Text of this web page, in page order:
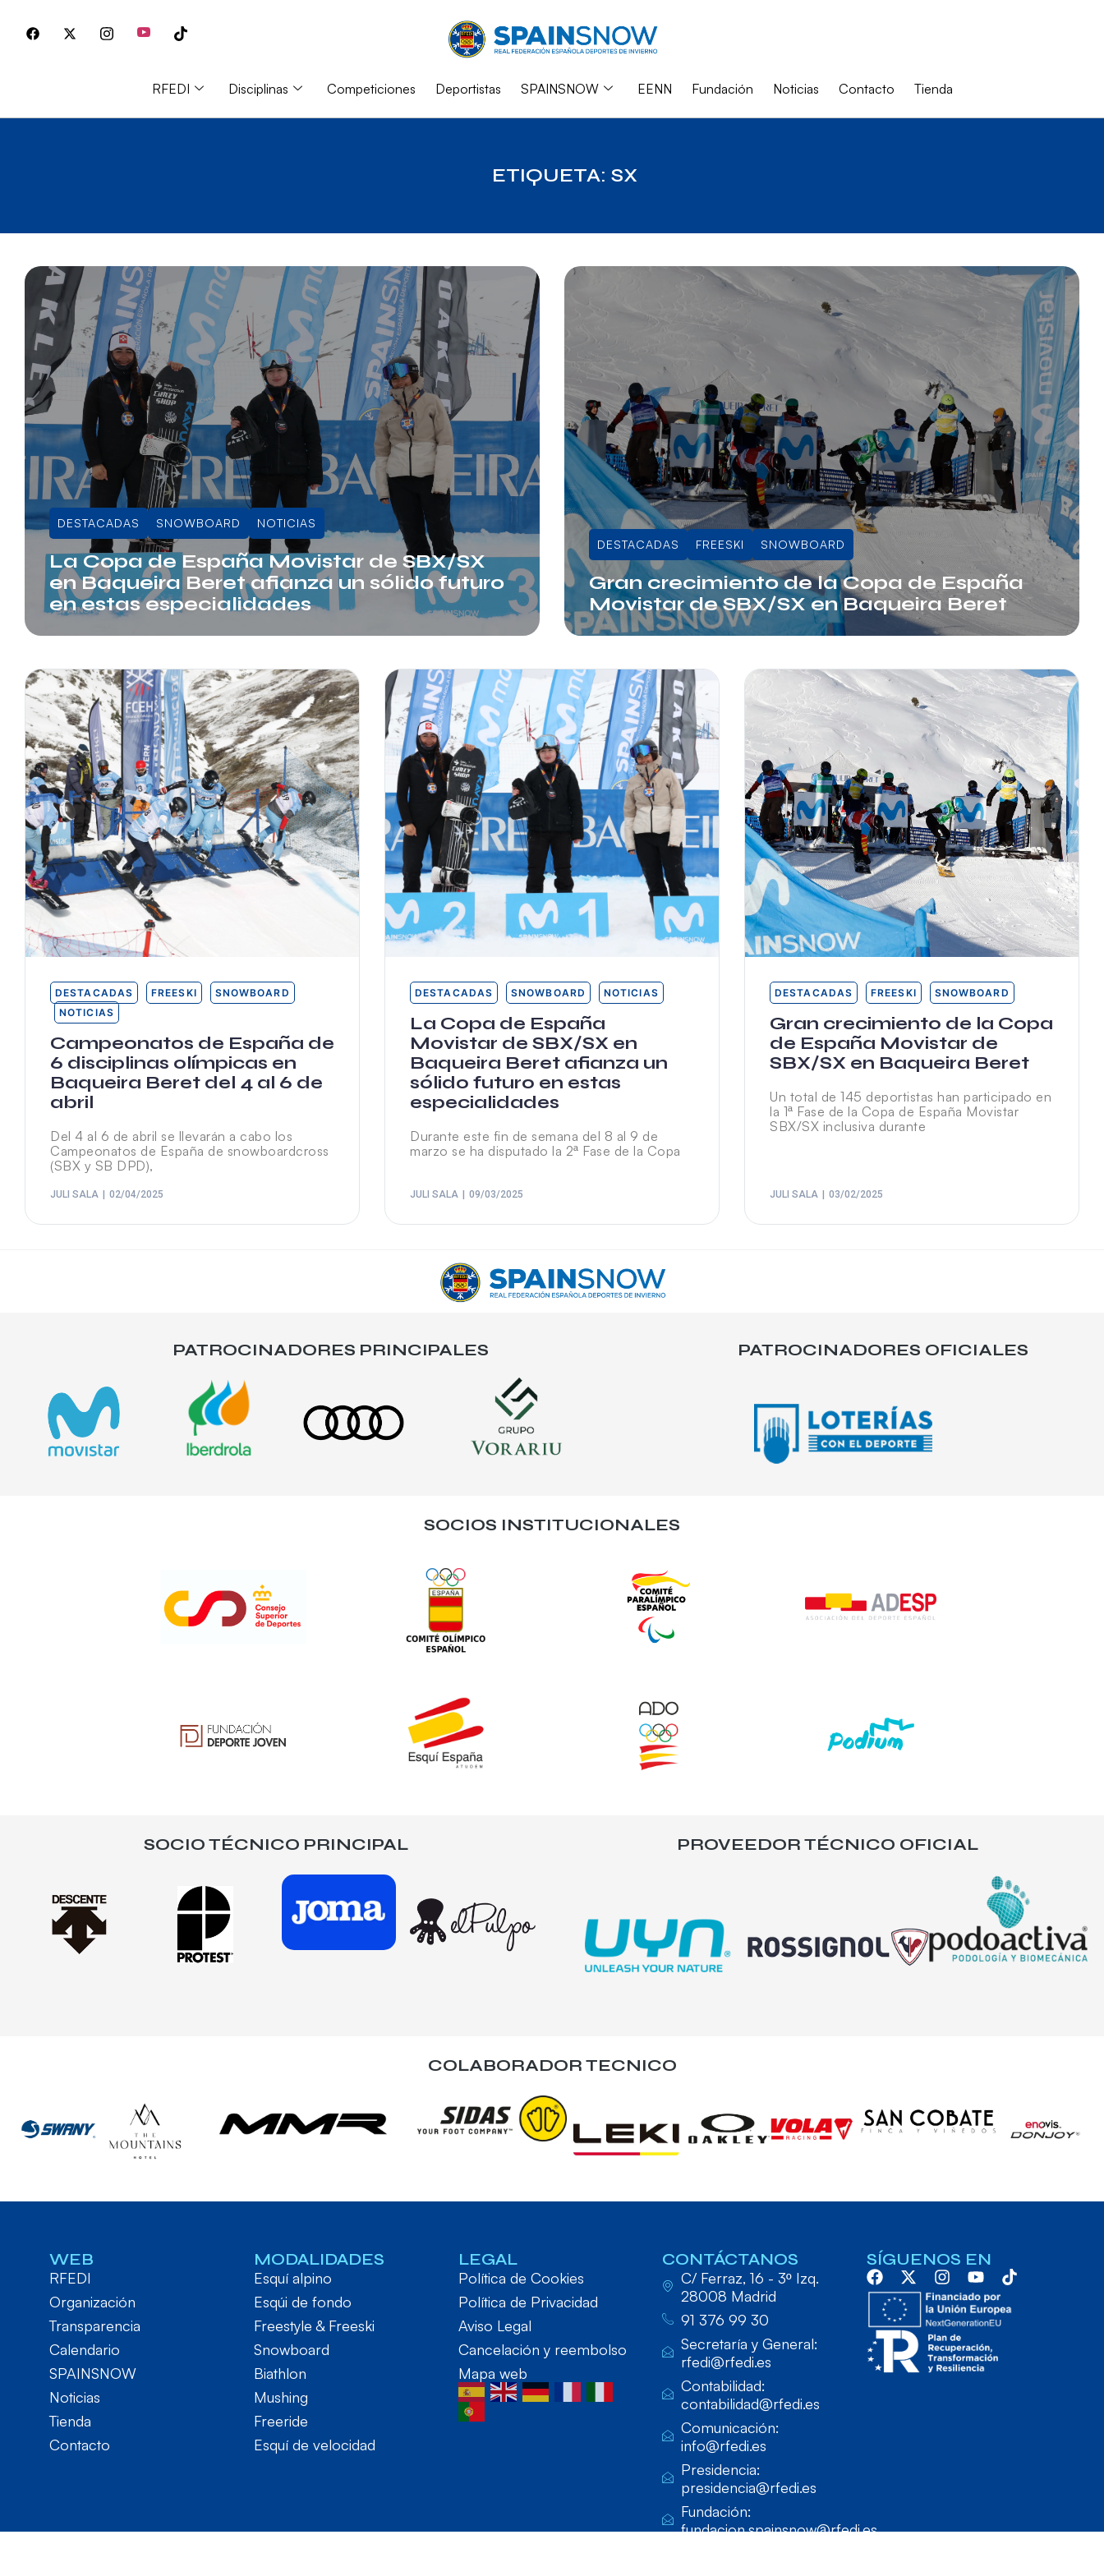
RFEDI Disciplinas Competiciones Deportistas SPAINSNOW EENN Fundación Noticias Contacto Tienda
ETIQUETA: SX
DESTACADAS SNOWBOARD NOTICIAS
La Copa de España Movistar de SBX/SX
en Baqueira Beret afianza un sólido futuro
en estas especialidades
DESTACADAS FREESKI SNOWBOARD
Gran crecimiento de la Copa de España
Movistar de SBX/SX en Baqueira Beret
Juli Sala
DESTACADAS FREESKI
SNOWBOARD
NOTICIAS
Campeonatos de España de
6 disciplinas olímpicas en
Baqueira Beret del 4 al 6 de
abril
Del 4 al 6 de abril se llevarán a cabo los
Campeonatos de España de snowboardcross
(SBX y SB DPD),
JULI SALA 02/04/2025
DESTACADAS SNOWBOARD NOTICIAS
La Copa de España
Movistar de SBX/SX en
Baqueira Beret afianza un
sólido futuro en estas
especialidades
Durante este fin de semana del 8 al 9 de
marzo se ha disputado la 2ª Fase de la Copa
JULI SALA 09/03/2025
DESTACADAS FREESKI SNOWBOARD
Gran crecimiento de la Copa
de España Movistar de
SBX/SX en Baqueira Beret
Un total de 145 deportistas han participado en
la 1ª Fase de la Copa de España Movistar
SBX/SX inclusiva durante
JULI SALA 03/02/2025
PATROCINADORES PRINCIPALES PATROCINADORES OFICIALES
SOCIOS INSTITUCIONALES
SOCIO TÉCNICO PRINCIPAL PROVEEDOR TÉCNICO OFICIAL
COLABORADOR TECNICO
WEB
RFEDI
Organización
Transparencia
Calendario
SPAINSNOW
Noticias
Tienda
Contacto
MODALIDADES
Esquí alpino
Esqúi de fondo
Freestyle & Freeski
Snowboard
Biathlon
Mushing
Freeride
Esquí de velocidad
LEGAL
Política de Cookies
Política de Privacidad
Aviso Legal
Cancelación y reembolso
Mapa web
CONTÁCTANOS
C/ Ferraz, 16 - 3º Izq.
28008 Madrid
91 376 99 30
Secretaría y General:
rfedi@rfedi.es
Contabilidad:
contabilidad@rfedi.es
Comunicación:
info@rfedi.es
Presidencia:
presidencia@rfedi.es
Fundación:
fundacion.spainsnow@rfedi.es
SÍGUENOS EN